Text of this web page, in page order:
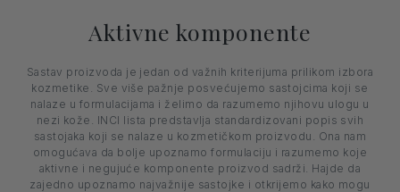
Aktivne komponente
Sastav proizvoda je jedan od važnih kriterijuma prilikom izbora
kozmetike. Sve više pažnje posvećujemo sastojcima koji se
nalaze u formulacijama i želimo da razumemo njihovu ulogu u
nezi kože. INCI lista predstavlja standardizovani popis svih
sastojaka koji se nalaze u kozmetičkom proizvodu. Ona nam
omogućava da bolje upoznamo formulaciju i razumemo koje
aktivne i negujuće komponente proizvod sadrži. Hajde da
zajedno upoznamo najvažnije sastojke i otkrijemo kako mogu